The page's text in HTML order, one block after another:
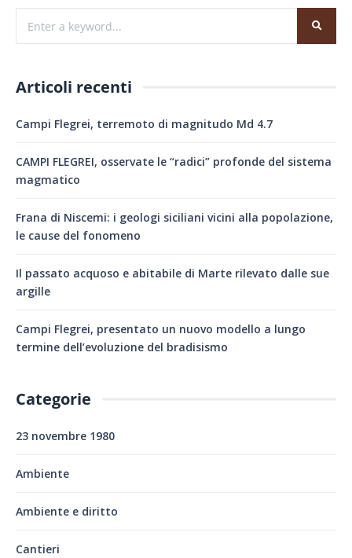
Articoli recenti
Campi Flegrei, terremoto di magnitudo Md 4.7
CAMPI FLEGREI, osservate le “radici” profonde del sistema
magmatico
Frana di Niscemi: i geologi siciliani vicini alla popolazione,
le cause del fonomeno
Il passato acquoso e abitabile di Marte rilevato dalle sue
argille
Campi Flegrei, presentato un nuovo modello a lungo
termine dell’evoluzione del bradisismo
Categorie
23 novembre 1980
Ambiente
Ambiente e diritto
Cantieri